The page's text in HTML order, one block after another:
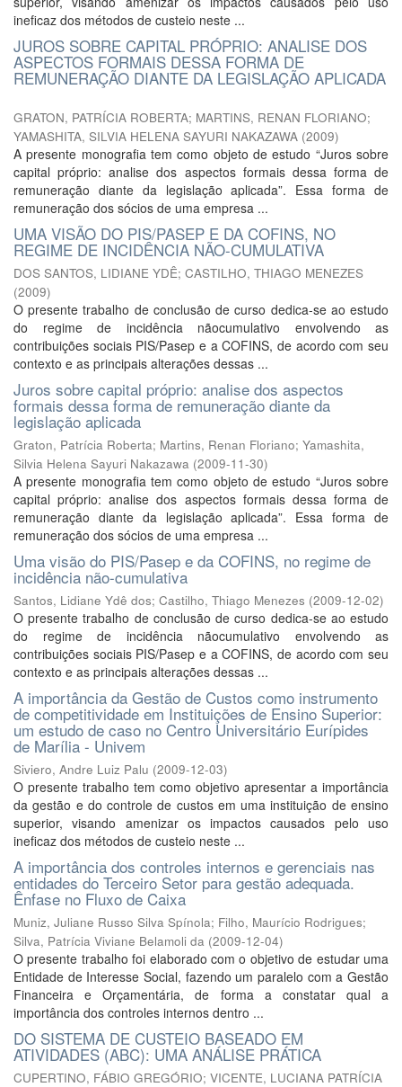
ineficaz dos métodos de custeio neste ...
JUROS SOBRE CAPITAL PRÓPRIO: ANALISE DOS
ASPECTOS FORMAIS DESSA FORMA DE
REMUNERAÇÃO DIANTE DA LEGISLAÇÃO APLICADA
GRATON, PATRÍCIA ROBERTA; MARTINS, RENAN FLORIANO;
YAMASHITA, SILVIA HELENA SAYURI NAKAZAWA (2009)
A presente monografia tem como objeto de estudo “Juros sobre
capital próprio: analise dos aspectos formais dessa forma de
remuneração diante da legislação aplicada”. Essa forma de
remuneração dos sócios de uma empresa ...
UMA VISÃO DO PIS/PASEP E DA COFINS, NO
REGIME DE INCIDÊNCIA NÃO-CUMULATIVA
DOS SANTOS, LIDIANE YDÊ; CASTILHO, THIAGO MENEZES
(2009)
O presente trabalho de conclusão de curso dedica-se ao estudo
do regime de incidência nãocumulativo envolvendo as
contribuições sociais PIS/Pasep e a COFINS, de acordo com seu
contexto e as principais alterações dessas ...
Juros sobre capital próprio: analise dos aspectos
formais dessa forma de remuneração diante da
legislação aplicada
Graton, Patrícia Roberta; Martins, Renan Floriano; Yamashita,
Silvia Helena Sayuri Nakazawa (2009-11-30)
A presente monografia tem como objeto de estudo “Juros sobre
capital próprio: analise dos aspectos formais dessa forma de
remuneração diante da legislação aplicada”. Essa forma de
remuneração dos sócios de uma empresa ...
Uma visão do PIS/Pasep e da COFINS, no regime de
incidência não-cumulativa
Santos, Lidiane Ydê dos; Castilho, Thiago Menezes (2009-12-02)
O presente trabalho de conclusão de curso dedica-se ao estudo
do regime de incidência nãocumulativo envolvendo as
contribuições sociais PIS/Pasep e a COFINS, de acordo com seu
contexto e as principais alterações dessas ...
A importância da Gestão de Custos como instrumento
de competitividade em Instituições de Ensino Superior:
um estudo de caso no Centro Universitário Eurípides
de Marília - Univem
Siviero, Andre Luiz Palu (2009-12-03)
O presente trabalho tem como objetivo apresentar a importância
da gestão e do controle de custos em uma instituição de ensino
superior, visando amenizar os impactos causados pelo uso
ineficaz dos métodos de custeio neste ...
A importância dos controles internos e gerenciais nas
entidades do Terceiro Setor para gestão adequada.
Ênfase no Fluxo de Caixa
Muniz, Juliane Russo Silva Spínola; Filho, Maurício Rodrigues;
Silva, Patrícia Viviane Belamoli da (2009-12-04)
O presente trabalho foi elaborado com o objetivo de estudar uma
Entidade de Interesse Social, fazendo um paralelo com a Gestão
Financeira e Orçamentária, de forma a constatar qual a
importância dos controles internos dentro ...
DO SISTEMA DE CUSTEIO BASEADO EM
ATIVIDADES (ABC): UMA ANÁLISE PRÁTICA
CUPERTINO, FÁBIO GREGÓRIO; VICENTE, LUCIANA PATRÍCIA